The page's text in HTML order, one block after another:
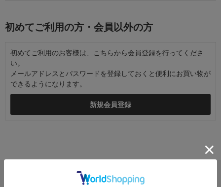
初めてご利用の方・会員以外の方
初めてご利用のお客様は、こちらから会員登録を行ってくださ
い。
メールアドレスとパスワードを登録しておくと便利にお買い物が
できるようになります。